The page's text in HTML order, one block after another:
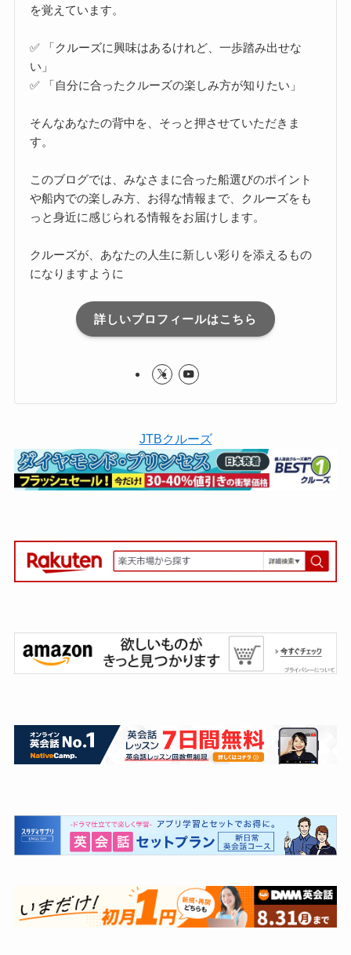
を覚えています。
✅ 「クルーズに興味はあるけれど、一歩踏み出せな
い」
✅ 「自分に合ったクルーズの楽しみ方が知りたい」
そんなあなたの背中を、そっと押させていただきま
す。
このブログでは、みなさまに合った船選びのポイント
や船内での楽しみ方、お得な情報まで、クルーズをも
っと身近に感じられる情報をお届けします。
クルーズが、あなたの人生に新しい彩りを添えるもの
になりますように
詳しいプロフィールはこちら
JTBクルーズ